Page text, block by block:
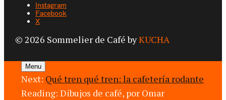
Instagram
Facebook
X
© 2026 Sommelier de Café byKUCHA
Menu
Next: Qué tren qué tren: la cafetería rodante
Reading: Dibujos de café, por Omar